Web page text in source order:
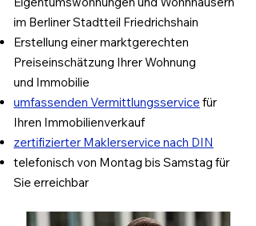
im Berliner Stadtteil Friedrichshain
Erstellung einer marktgerechten
Preiseinschätzung Ihrer Wohnung
und Immobilie
umfassenden Vermittlungsservice für
Ihren Immobilienverkauf
zertifizierter Maklerservice nach DIN
telefonisch von Montag bis Samstag für
Sie erreichbar